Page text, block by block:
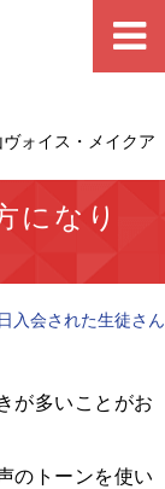
ォイス・メイクア
になり
入会された生徒さん
が多いことがお
のトーンを使い